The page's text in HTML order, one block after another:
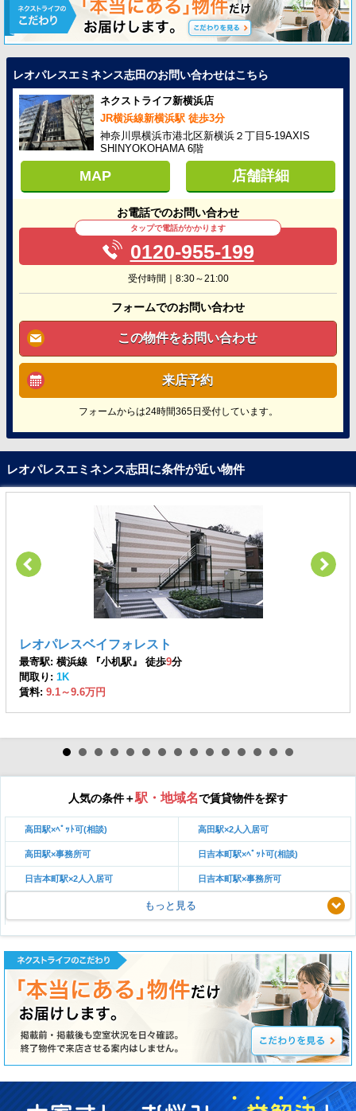
レオパレスエミネンス志田のお問い合わせはこちら
ネクストライフ新横浜店
JR横浜線新横浜駅 徒歩3分
神奈川県横浜市港北区新横浜２丁目5-19AXIS
SHINYOKOHAMA 6階
MAP 店舗詳細
お電話でのお問い合わせ
タップで電話がかかります
0120-955-199
受付時間｜8:30～21:00
フォームでのお問い合わせ
この物件をお問い合わせ
来店予約
フォームからは24時間365日受付しています。
レオパレスエミネンス志田に条件が近い物件
レオパレスベイフォレスト
最寄駅: 横浜線 『小机駅』 徒歩9分
間取り: 1K
賃料: 9.1～9.6万円
人気の条件＋駅・地域名で賃貸物件を探す
高田駅×ﾍﾟｯﾄ可(相談) 高田駅×2人入居可
高田駅×事務所可 日吉本町駅×ﾍﾟｯﾄ可(相談)
日吉本町駅×2人入居可 日吉本町駅×事務所可
もっと見る